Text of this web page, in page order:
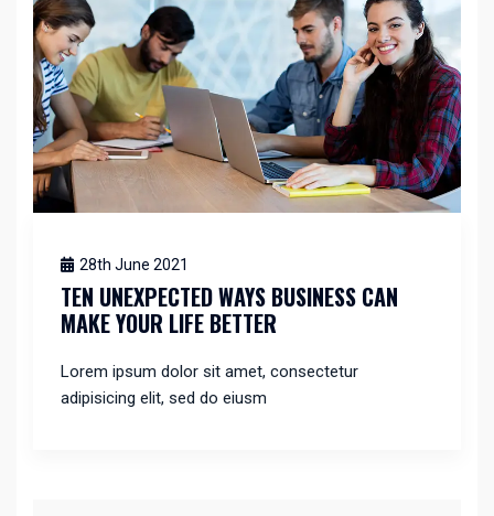
28th June 2021
TEN UNEXPECTED WAYS BUSINESS CAN
MAKE YOUR LIFE BETTER
Lorem ipsum dolor sit amet, consectetur
adipisicing elit, sed do eiusm